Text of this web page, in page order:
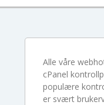
Alle våre
cPanel
populære
er svært